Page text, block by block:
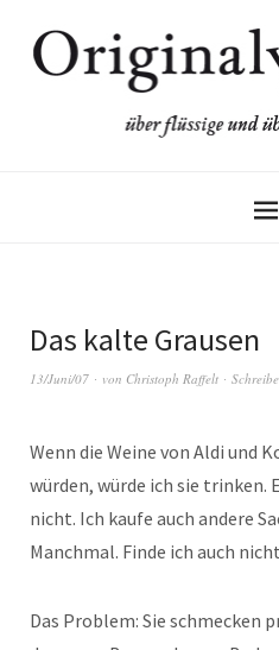
Das kalte Grausen
13/Juni/07 von Christoph Raffelt
Wenn die Weine von Aldi und
würden, würde ich sie trinken.
nicht. Ich kaufe auch andere
Manchmal. Finde ich auch
Das Problem: Sie schmecken